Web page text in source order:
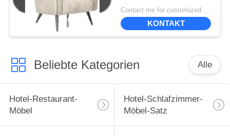
830*870*980
Contact me for customized MOQ:10
KONTAKT
Beliebte Kategorien Alle
Hotel-Restaurant-
Möbel
Hotel-Schlafzimmer-
Möbel-Satz